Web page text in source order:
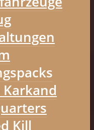
Kill